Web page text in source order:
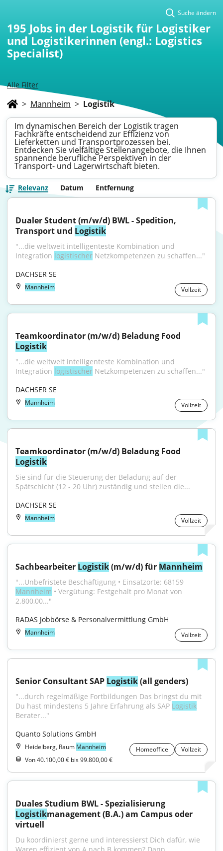
Alle Filter
Suche ändern
195 Jobs in der Logistik für Logistiker
und Logistikerinnen (engl.: Logistics
Specialist)
> Mannheim > Logistik
Im dynamischen Bereich der Logistik tragen
Fachkräfte entscheidend zur Effizienz von
Lieferketten und Transportprozessen bei.
Entdecken Sie vielfältige Stellenangebote, die Ihnen
spannende berufliche Perspektiven in der
Transport- und Lagerwirtschaft bieten.
Relevanz Datum Entfernung
Dualer Student (m/w/d) BWL - Spedition,
Transport und Logistik
"...die weltweit intelligenteste Kombination und
Integration logistischer Netzkompetenzen zu schaffen..."
DACHSER SE
Mannheim Vollzeit
Logistik
"...die weltweit intelligenteste Kombination und
Integration logistischer Netzkompetenzen zu schaffen..."
DACHSER SE
Mannheim Vollzeit
Logistik
Sie sind für die Steuerung der Beladung auf der
Spätschicht (12 - 20 Uhr) zuständig und stellen die...
DACHSER SE
Mannheim Vollzeit
Sachbearbeiter Logistik (m/w/d) für Mannheim
Mannheim • Vergütung: Festgehalt pro Monat von
2.800,00..."
RADAS Jobbörse & Personalvermittlung GmbH
Mannheim Vollzeit
Senior Consultant SAP Logistik (all genders)
"...durch regelmäßige Fortbildungen Das bringst du mit
Du hast mindestens 5 Jahre Erfahrung als SAP Logistik
Berater..."
Quanto Solutions GmbH
Heidelberg, Raum Mannheim Homeoffice
Vollzeit
Von 40.100,00 € bis 99.800,00 €
Logistikmanagement (B.A.) am Campus oder
virtuell
Du koordinierst gerne und interessierst Dich dafür, wie